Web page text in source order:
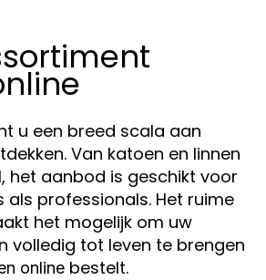
u een breed scala aan
Van katoen en linnen
het aanbod is geschikt voor
als professionals. Het ruime
het mogelijk om uw
volledig tot leven te brengen
online bestelt.